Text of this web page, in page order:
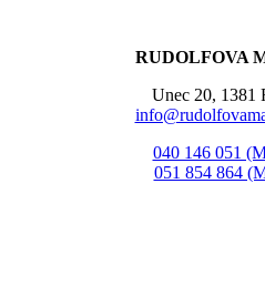
RUDOLFOVA
Unec 20, 1381
040 146 051
051 854 864